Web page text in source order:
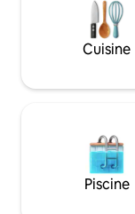
l'océan tous les
centre historique
très serviables et
disposition -Cuisine
Piscine